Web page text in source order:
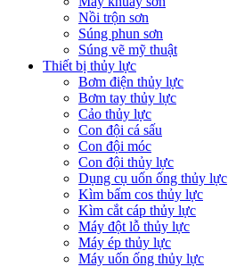
Nồi trộn sơn
Súng phun sơn
Súng vẽ mỹ thuật
Thiết bị thủy lực
Bơm điện thủy lực
Bơm tay thủy lực
Cảo thủy lực
Con đội cá sấu
Con đội móc
Con đội thủy lực
Dụng cụ uốn ống thủy lực
Kìm bấm cos thủy lực
Kìm cắt cáp thủy lực
Máy đột lỗ thủy lực
Máy ép thủy lực
Máy uốn ống thủy lực